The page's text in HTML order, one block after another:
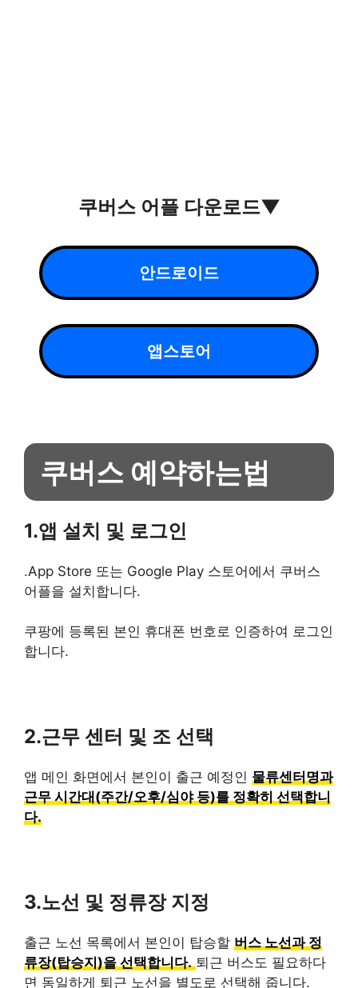
쿠버스 어플 다운로드▼
안드로이드
앱스토어
쿠버스 예약하는법
1.앱 설치 및 로그인
.App Store 또는 Google Play 스토어에서 쿠버스
어플을 설치합니다.
쿠팡에 등록된 본인 휴대폰 번호로 인증하여 로그인
합니다.
2.근무 센터 및 조 선택
앱 메인 화면에서 본인이 출근 예정인 물류센터명과
근무 시간대(주간/오후/심야 등)를 정확히 선택합니
다.
3.노선 및 정류장 지정
출근 노선 목록에서 본인이 탑승할 버스 노선과 정
류장(탑승지)을 선택합니다. 퇴근 버스도 필요하다
면 동일하게 퇴근 노선을 별도로 선택해 줍니다.